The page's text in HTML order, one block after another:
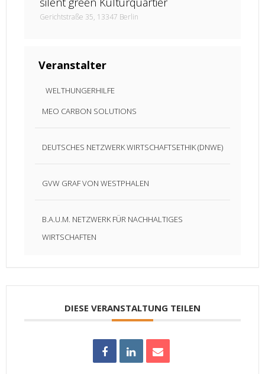
Gerichtstraße 35, 13347 Berlin
Veranstalter
WELTHUNGERHILFE
MEO CARBON SOLUTIONS
DEUTSCHES NETZWERK WIRTSCHAFTSETHIK (DNWE)
GVW GRAF VON WESTPHALEN
B.A.U.M. NETZWERK FÜR NACHHALTIGES
WIRTSCHAFTEN
DIESE VERANSTALTUNG TEILEN